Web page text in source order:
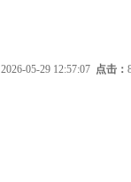
2026-05-29 12:57:07 点击：